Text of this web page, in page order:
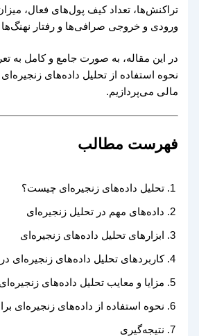
تراکنش‌ها، تعداد کیف پول‌های فعال،
ورودی و خروجی صرافی‌ها و رفتار
در این مقاله، به صورت جامع و کامل به
نحوه استفاده از تحلیل داده‌های
مالی می‌پردازیم.
فهرست مطالب
تحلیل داده‌های زنجیره‌ای چیست؟
داده‌های مهم در تحلیل زنجیره‌ای
ابزارهای تحلیل داده‌های زنجیره‌ای
کاربردهای تحلیل داده‌های زنجیره‌ای در
مزایا و معایب تحلیل داده‌های زنجیره‌ای
نحوه استفاده از داده‌های زنجیره‌ای
نتیجه‌گیری